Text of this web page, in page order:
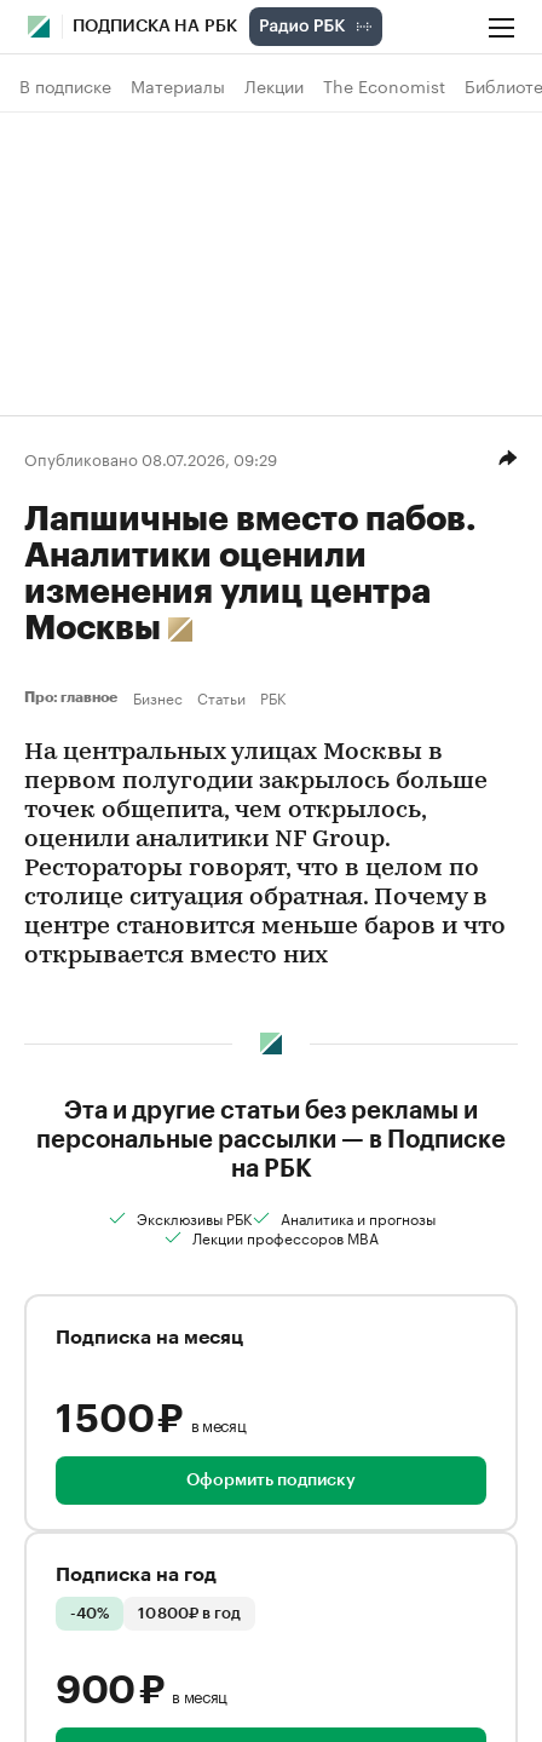
ПОДПИСКА НА РБК
В подписке Материалы Лекции The Economist
Опубликовано 08.07.2026, 09:29
Лапшичные вместо пабов.
Аналитики оценили
изменения улиц центра
Москвы
Про: главное Бизнес Статьи РБК
На центральных улицах Москвы в
первом полугодии закрылось больше
точек общепита, чем открылось,
оценили аналитики NF Group.
Рестораторы говорят, что в целом по
столице ситуация обратная. Почему в
центре становится меньше баров и что
открывается вместо них
Эта и другие статьи без рекламы и
персональные рассылки — в Подписке
на РБК
Эксклюзивы РБК
Аналитика и прогнозы
Лекции профессоров MBA
Подписка на месяц
1 500 ₽ в месяц
Оформить подписку
Подписка на год
-40% 10 800₽ в год
900 ₽ в месяц